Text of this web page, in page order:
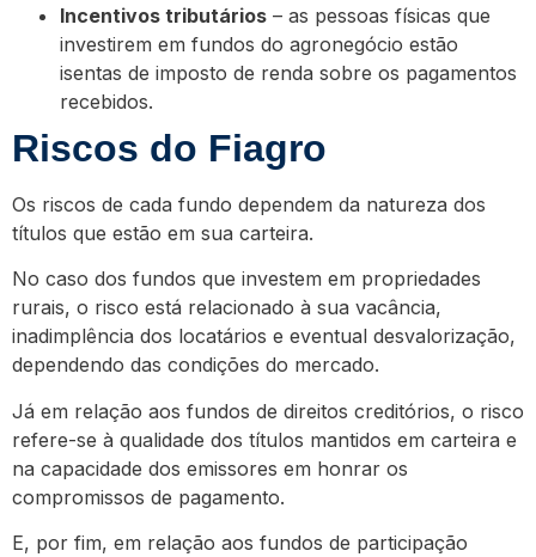
Incentivos tributários – as pessoas físicas que
investirem em fundos do agronegócio estão
isentas de imposto de renda sobre os pagamentos
recebidos.
Riscos do Fiagro
Os riscos de cada fundo dependem da natureza dos
títulos que estão em sua carteira.
No caso dos fundos que investem em propriedades
rurais, o risco está relacionado à sua vacância,
inadimplência dos locatários e eventual desvalorização,
dependendo das condições do mercado.
Já em relação aos fundos de direitos creditórios, o risco
refere-se à qualidade dos títulos mantidos em carteira e
na capacidade dos emissores em honrar os
compromissos de pagamento.
E, por fim, em relação aos fundos de participação